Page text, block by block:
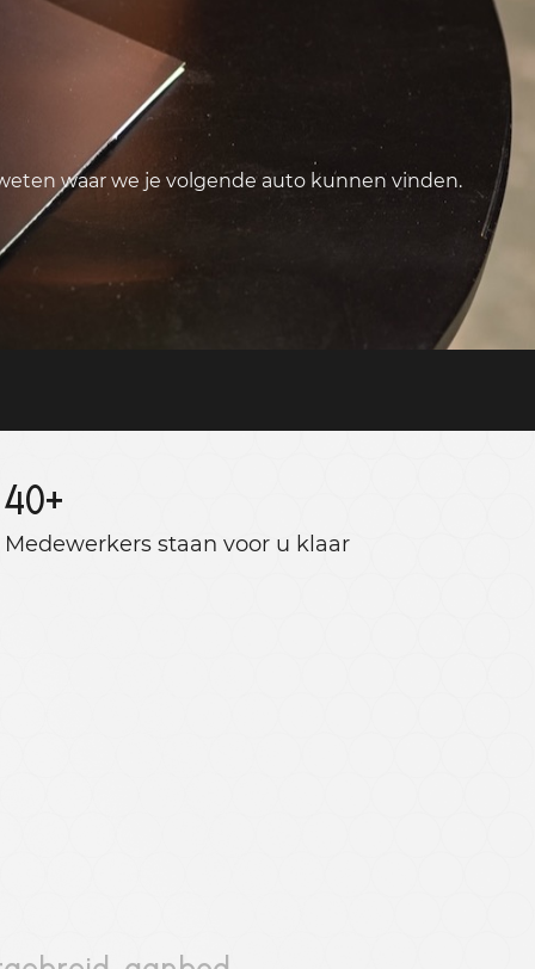
waar we je volgende auto kunnen vinden.
40+
Medewerkers staan ​​voor u klaar